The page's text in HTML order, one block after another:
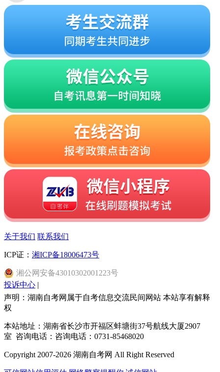
关于我们 联系我们
ICP证： 湘ICP备18006473号
湘公网安备43010302001223号
投诉中心 |
声明：湖南自考网属于自考信息交流民间网站 本站享有解释
权
本站地址：湖南省长沙市开福区蚌塘街37号航线大厦2907
室 咨询电话：咨询电话：0731-85468020
Copyright 2007-2026 湖南自考网 All Right Reserved